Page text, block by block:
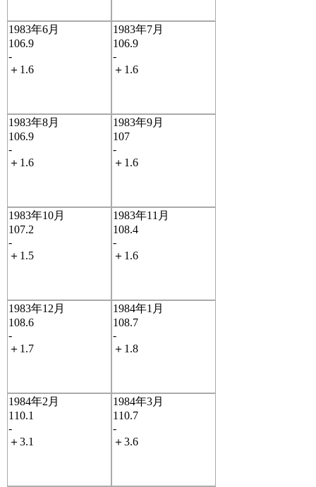
1983年6月
106.9
-
＋1.6
1983年7月
106.9
-
＋1.6
1983年8月
106.9
-
＋1.6
1983年9月
107
-
＋1.6
1983年10月
107.2
-
＋1.5
1983年11月
108.4
-
＋1.6
1983年12月
108.6
-
＋1.7
1984年1月
108.7
-
＋1.8
1984年2月
110.1
-
＋3.1
1984年3月
110.7
-
＋3.6